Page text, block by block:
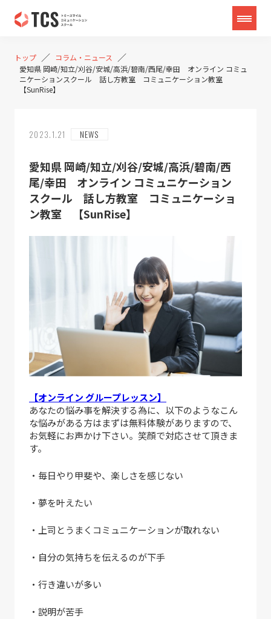
トップ ／ コラム・ニュース ／
愛知県 岡崎/知立/刈谷/安城/高浜/碧南/西尾/幸田 オンライン コミュ
ニケーションスクール 話し方教室 コミュニケーション教室
【SunRise】
2023.1.21 NEWS
愛知県 岡崎/知立/刈谷/安城/高浜/碧南/西
尾/幸田 オンライン コミュニケーション
スクール 話し方教室 コミュニケーショ
ン教室 【SunRise】
【オンライン グループレッスン】
あなたの悩み事を解決する為に、以下のようなこん
な悩みがある方はまずは無料体験がありますので、
お気軽にお声かけ下さい。笑顔で対応させて頂きま
す。
・毎日やり甲斐や、楽しさを感じない
・夢を叶えたい
・上司とうまくコミュニケーションが取れない
・自分の気持ちを伝えるのが下手
・行き違いが多い
・説明が苦手